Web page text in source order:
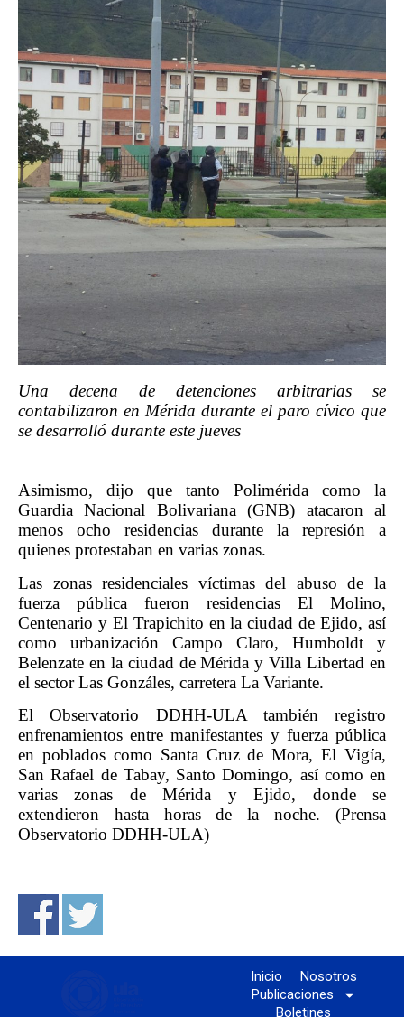
Una decena de detenciones arbitrarias se
contabilizaron en Mérida durante el paro cívico que
se desarrolló durante este jueves
Asimismo, dijo que tanto Polimérida como la
Guardia Nacional Bolivariana (GNB) atacaron al
menos ocho residencias durante la represión a
quienes protestaban en varias zonas.
Las zonas residenciales víctimas del abuso de la
fuerza pública fueron residencias El Molino,
Centenario y El Trapichito en la ciudad de Ejido, así
como urbanización Campo Claro, Humboldt y
Belenzate en la ciudad de Mérida y Villa Libertad en
el sector Las Gonzáles, carretera La Variante.
El Observatorio DDHH-ULA también registro
enfrenamientos entre manifestantes y fuerza pública
en poblados como Santa Cruz de Mora, El Vigía,
San Rafael de Tabay, Santo Domingo, así como en
varias zonas de Mérida y Ejido, donde se
extendieron hasta horas de la noche. (Prensa
Observatorio DDHH-ULA)
Inicio
Nosotros
Publicaciones
Boletines